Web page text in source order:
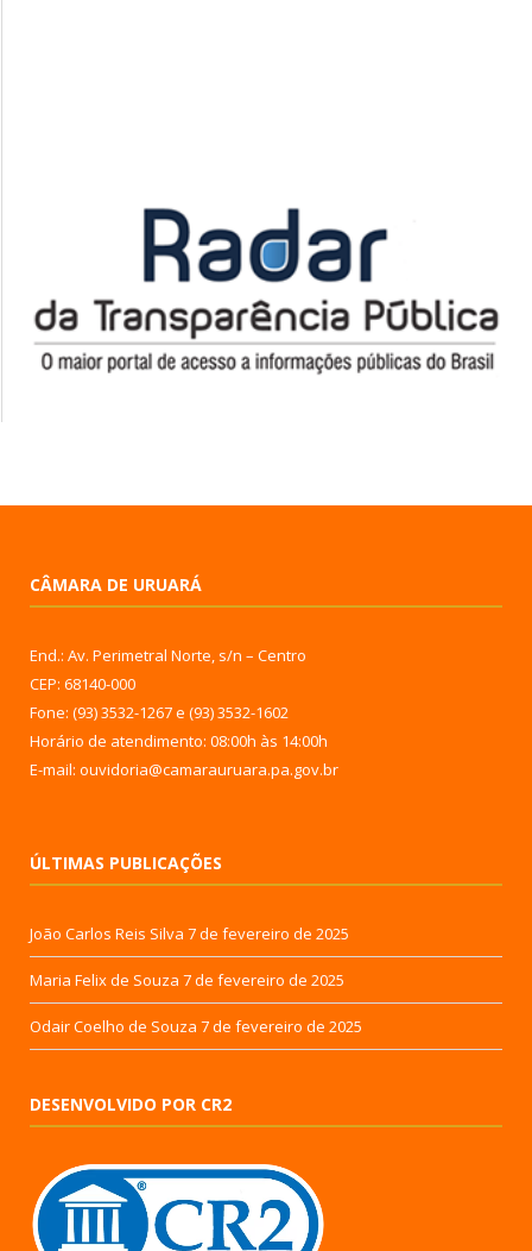
CÂMARA DE URUARÁ
End.: Av. Perimetral Norte, s/n – Centro
CEP: 68140-000
Fone: (93) 3532-1267 e (93) 3532-1602
Horário de atendimento: 08:00h às 14:00h
E-mail: ouvidoria@camarauruara.pa.gov.br
ÚLTIMAS PUBLICAÇÕES
João Carlos Reis Silva 7 de fevereiro de 2025
Maria Felix de Souza 7 de fevereiro de 2025
Odair Coelho de Souza 7 de fevereiro de 2025
DESENVOLVIDO POR CR2